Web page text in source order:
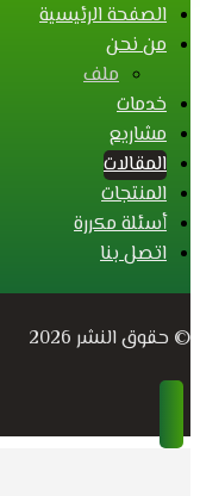
الصفحة الرئيسية
من نحن
ملف
خدمات
مشاريع
المقالات
المنتجات
أسئلة مكررة
اتصل بنا
© حقوق النشر 2026